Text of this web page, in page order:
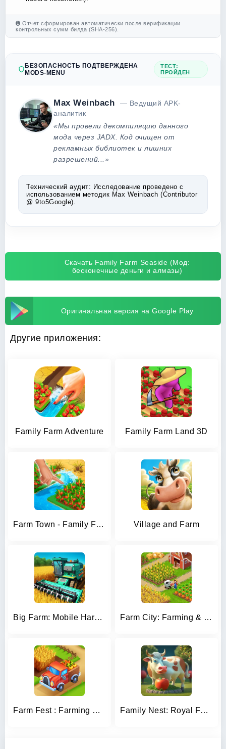
Отчет сформирован автоматически после верификации
контрольных сумм билда (SHA-256).
БЕЗОПАСНОСТЬ ПОДТВЕРЖДЕНА
MODS-MENU
ТЕСТ:
ПРОЙДЕН
Max Weinbach
— Ведущий APK-
аналитик
«Мы провели декомпиляцию данного
мода через JADX. Код очищен от
рекламных библиотек и лишних
разрешений...»
Технический аудит: Исследование проведено с
использованием методик Max Weinbach (Contributor
@ 9to5Google).
Скачать Family Farm Seaside (Мод:
бесконечные деньги и алмазы)
Оригинальная версия на Google Play
Другие приложения:
Family Farm Adventure Family Farm Land 3D
Farm Town - Family Farming Day Village and Farm
Big Farm: Mobile Harvest Farm City: Farming & Building
Farm Fest : Farming Games Family Nest: Royal Farms